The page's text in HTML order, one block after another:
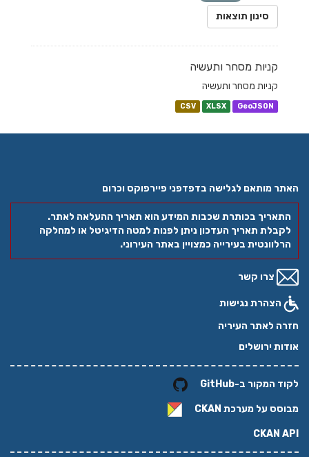
סינון תוצאות
קניות מסחר ותעשיה
קניות מסחר ותעשיה
CSV XLSX GeoJSON
האתר מותאם לגלישה בדפדפני פיירפוקס וכרום
התאריך בכותרת שכבות המידע הוא תאריך ההעלאה לאתר.
לקבלת תאריך העדכון ניתן לפנות למטה הדיגיטל או למחלקה
הרלוונטית בעירייה כמצויין באתר העירוני.
צרו קשר
הצהרת נגישות
חזרה לאתר העיריה
אודות ירושלים
לקוד המקור ב-GitHub
מבוסס על מערכת CKAN
CKAN API